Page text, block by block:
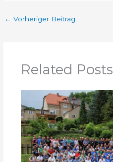
← Vorheriger Beitrag
Related Posts